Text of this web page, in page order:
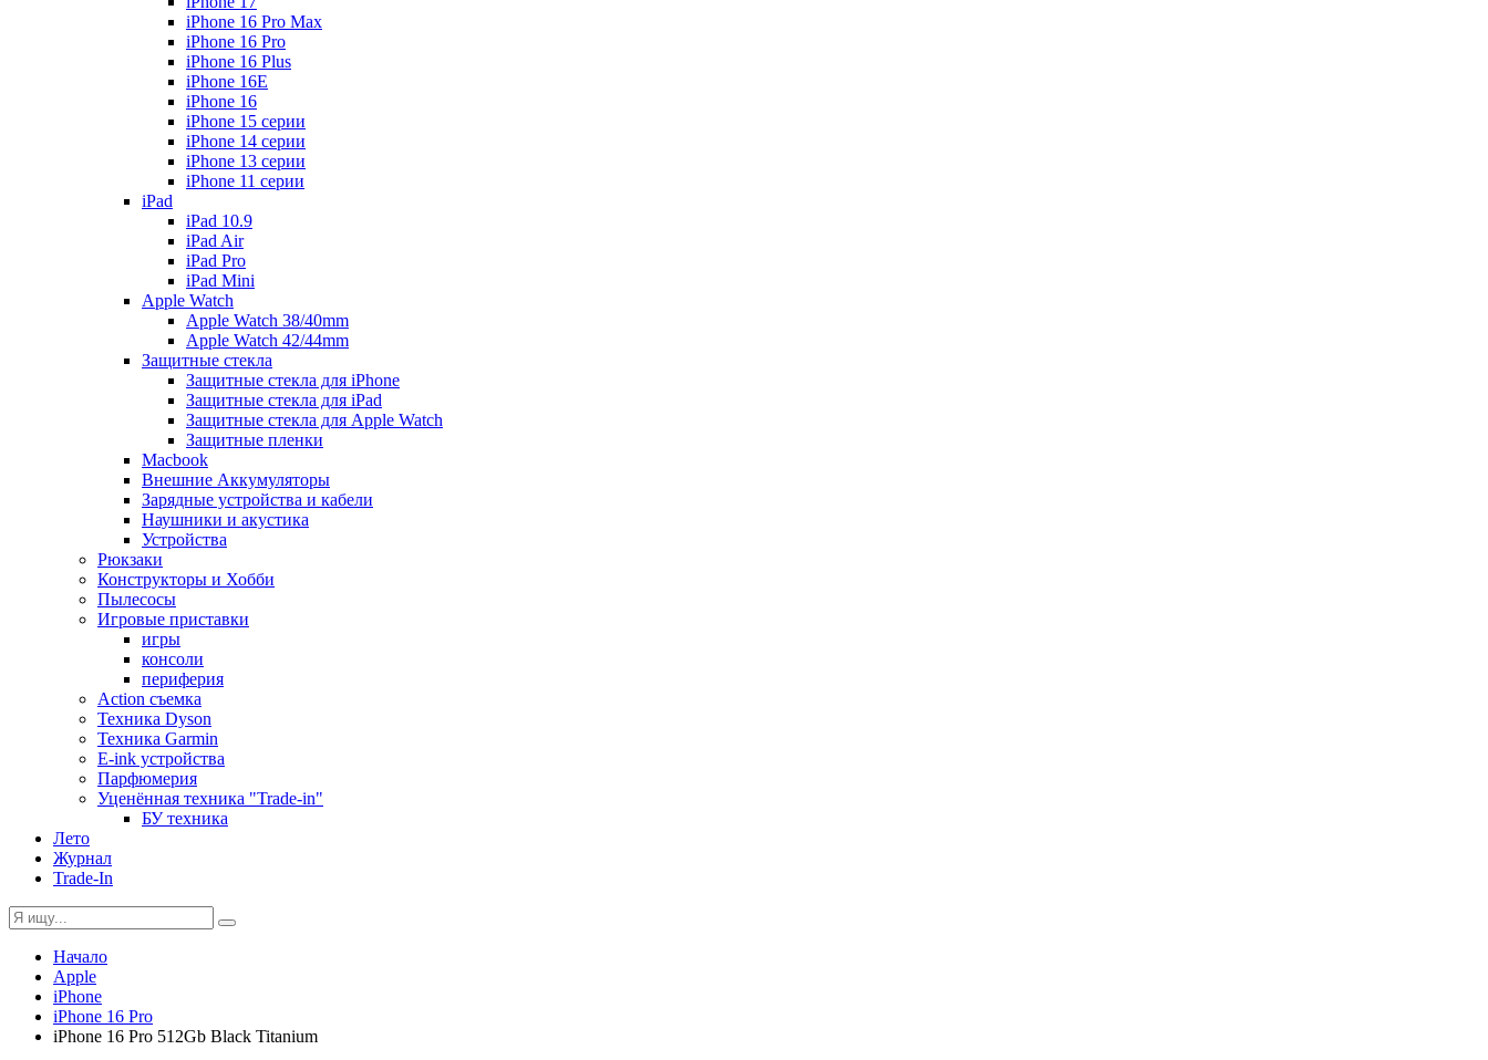
iPhone 16 Pro Max
iPhone 16 Pro
iPhone 16 Plus
iPhone 16E
iPhone 16
iPhone 15 серии
iPhone 14 серии
iPhone 13 серии
iPhone 11 серии
iPad
iPad 10.9
iPad Air
iPad Pro
iPad Mini
Apple Watch
Apple Watch 38/40mm
Apple Watch 42/44mm
Защитные стекла
Защитные стекла для iPhone
Защитные стекла для iPad
Защитные стекла для Apple Watch
Защитные пленки
Macbook
Внешние Аккумуляторы
Зарядные устройства и кабели
Наушники и акустика
Устройства
Рюкзаки
Конструкторы и Хобби
Пылесосы
Игровые приставки
игры
консоли
периферия
Action съемка
Техника Dyson
Техника Garmin
E-ink устройства
Парфюмерия
Уценённая техника "Trade-in"
БУ техника
Лето
Журнал
Trade-In
Начало
Apple
iPhone
iPhone 16 Pro
iPhone 16 Pro 512Gb Black Titanium